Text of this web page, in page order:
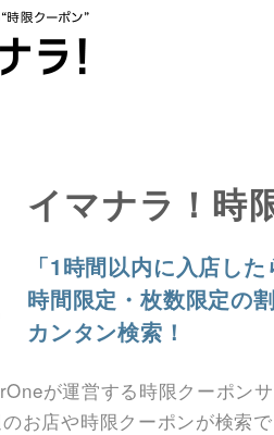
イマナラ！時
「1時間以内に入店し
時間限定・枚数限定の
カンタン検索！
が運営する時限クーポン
お店や時限クーポンが検索